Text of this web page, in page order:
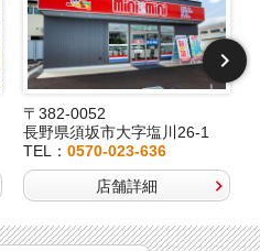
〒382-0052
長野県須坂市大字塩川26-1
TEL：0570-023-636
店舗詳細